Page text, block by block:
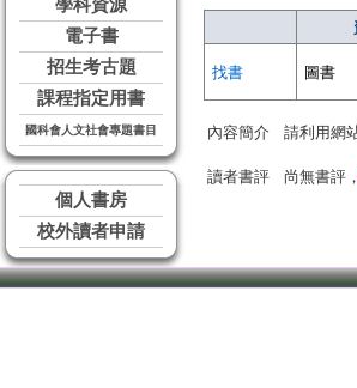
學科資源
電子書
招生考古題
課程指定用書
國科會人文社會專題書目
個人書房
校外讀者申請
找書 圖書
內容簡介 請利用網
讀者書評 尚無書評，